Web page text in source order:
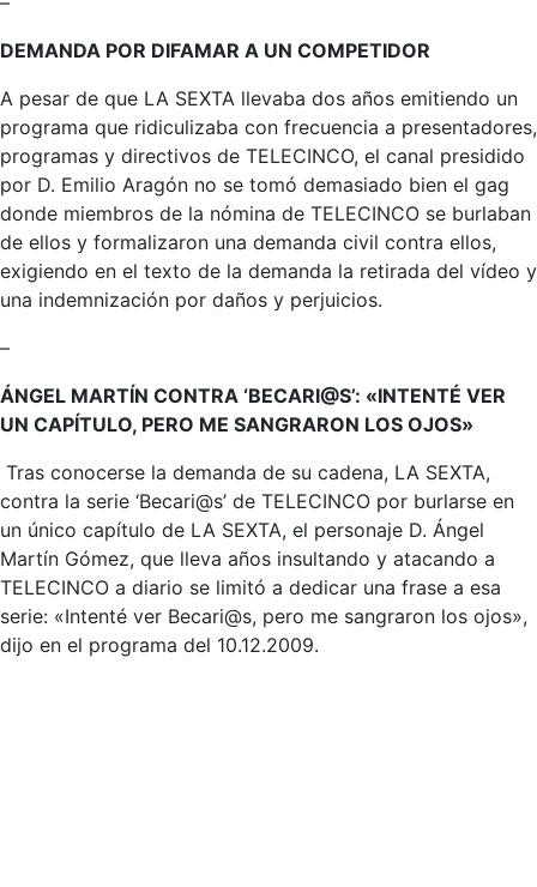
DEMANDA POR DIFAMAR A UN COMPETIDOR
A pesar de que LA SEXTA llevaba dos años emitiendo un
programa que ridiculizaba con frecuencia a presentadores,
programas y directivos de TELECINCO, el canal presidido
por D. Emilio Aragón no se tomó demasiado bien el gag
donde miembros de la nómina de TELECINCO se burlaban
de ellos y formalizaron una demanda civil contra ellos,
exigiendo en el texto de la demanda la retirada del vídeo y
una indemnización por daños y perjuicios.
–
ÁNGEL MARTÍN CONTRA ‘BECARI@S’: «INTENTÉ VER
UN CAPÍTULO, PERO ME SANGRARON LOS OJOS»
Tras conocerse la demanda de su cadena, LA SEXTA,
contra la serie ‘Becari@s’ de TELECINCO por burlarse en
un único capítulo de LA SEXTA, el personaje D. Ángel
Martín Gómez, que lleva años insultando y atacando a
TELECINCO a diario se limitó a dedicar una frase a esa
serie: «Intenté ver Becari@s, pero me sangraron los ojos»,
dijo en el programa del 10.12.2009.